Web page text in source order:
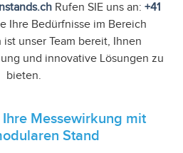
Rufen SIE uns an: +41
Ihre Bedürfnisse im Bereich
unser Team bereit, Ihnen
und innovative Lösungen zu
bieten.
Messewirkung mit
Stand